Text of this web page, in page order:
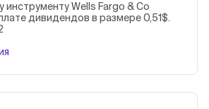
Wells Fargo & Co
дивидендов в размере 0,51$.